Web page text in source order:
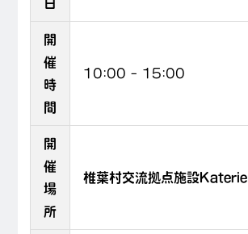
日
開
催
時
間
10:00 – 15:00
開
催
場
所
椎葉村交流拠点施設Katerie